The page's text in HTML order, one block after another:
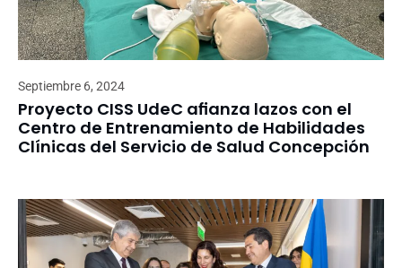
Septiembre 6, 2024
Proyecto CISS UdeC afianza lazos con el
Centro de Entrenamiento de Habilidades
Clínicas del Servicio de Salud Concepción